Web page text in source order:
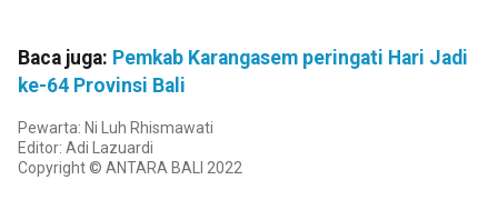
Baca juga: Pemkab Karangasem peringati Hari Jadi
ke-64 Provinsi Bali
Pewarta: Ni Luh Rhismawati
Editor: Adi Lazuardi
Copyright © ANTARA BALI 2022